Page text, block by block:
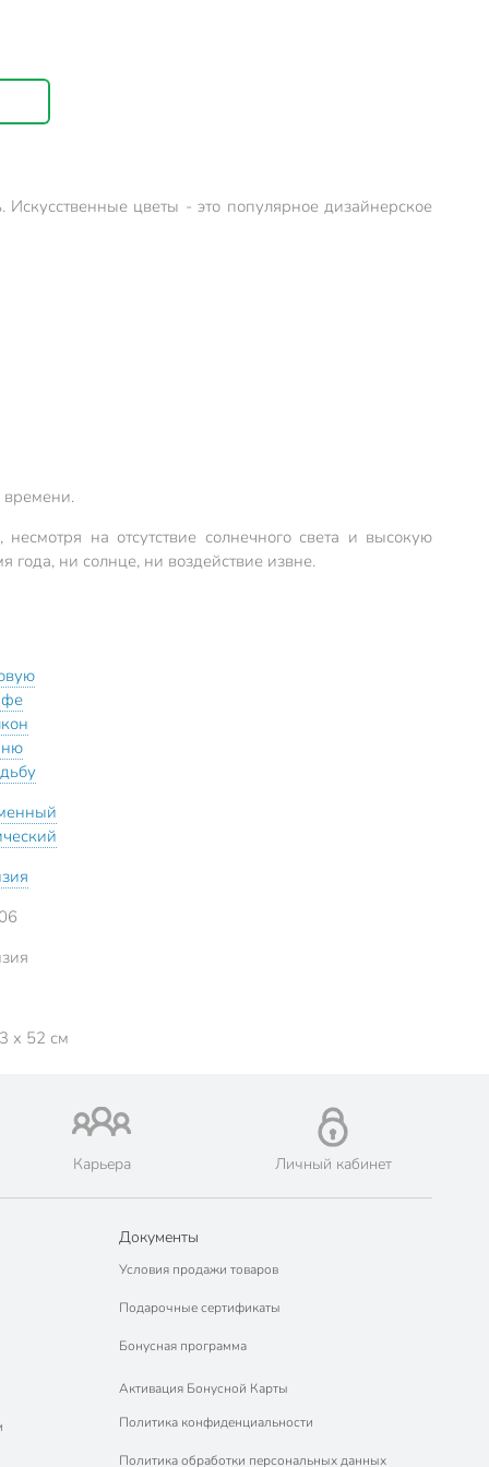
цветы - это популярное дизайнерское
времени.
на отсутствие солнечного света и высокую
года, ни солнце, ни воздействие извне.
x 52 см
Карьера Личный кабинет
Документы
Условия продажи товаров
Подарочные сертификаты
Бонусная программа
Активация Бонусной Карты
Политика конфиденциальности
Политика обработки персональных данных